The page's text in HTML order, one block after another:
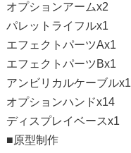
オプションアームx2
パレットライフルx1
エフェクトパーツAx1
エフェクトパーツBx1
アンビリカルケーブルx1
オプションハンドx14
ディスプレイベースx1
■原型制作